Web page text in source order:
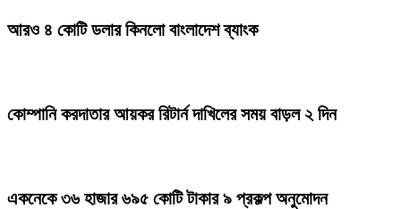
আরও ৪ কোটি ডলার কিনলো বাংলাদেশ ব্যাংক
কোম্পানি করদাতার আয়কর রিটার্ন দাখিলের সময় বাড়ল ২ দিন
একনেকে ৩৬ হাজার ৬৯৫ কোটি টাকার ৯ প্রকল্প অনুমোদন